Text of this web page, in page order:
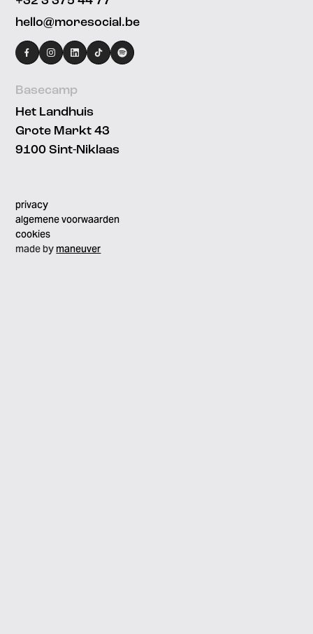
hello@moresocial.be
facebookinstagram
linkedinTiktokSpotify
Basecamp
Het Landhuis
Grote Markt 43
9100 Sint-Niklaas
privacy
algemene voorwaarden
cookies
made bymaneuver